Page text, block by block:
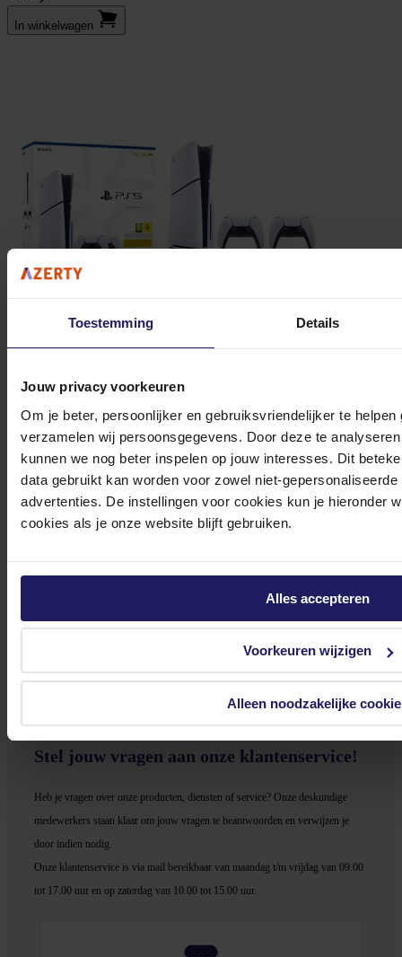
Toestemming Details
Jouw privacy voorkeuren
Om je beter, persoonlijker en gebruiksvriendelijker te
verzamelen wij persoonsgegevens. Door deze te
kunnen we nog beter inspelen op jouw interesses. Dit
data gebruikt kan worden voor zowel niet-
advertenties. De instellingen voor cookies kun je hieronder
cookies als je onze website blijft gebruiken.
Alles accepteren
Voorkeuren wijzigen
Alleen noodzakelijke
In winkel­wagen
Sony PlayStation 5 Slim Disc Edition - Spelconsole
Volgende werkdag in huis
698,-
In winkel­wagen
Sony PlayStation 5 Slim Disc Edition - Console
1 controller - AMD Zen 2 - AMD RDNA 2 - 1 TB SSD - 120Hz - Wi-Fi 6 - Wit,
Zwart
Stel jouw vragen aan onze klantenservice!
Heb je vragen over onze producten, diensten of service? Onze deskundige
medewerkers staan klaar om jouw vragen te beantwoorden en verwijzen je
door indien nodig.
Onze klantenservice is via mail bereikbaar van maandag t/m vrijdag van 09.00
tot 17.00 uur en op zaterdag van 10.00 tot 15.00 uur.